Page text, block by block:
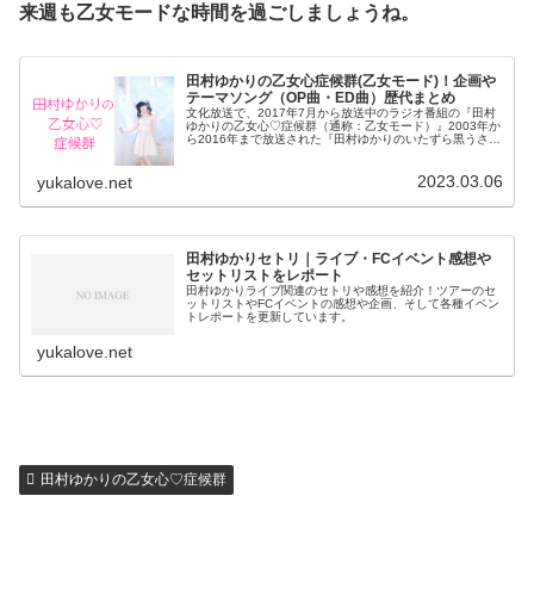
来週も乙女モードな時間を過ごしましょうね。
田村ゆかりの乙女心症候群(乙女モード)！企画や
テーマソング（OP曲・ED曲）歴代まとめ
文化放送で、2017年7月から放送中のラジオ番組の『田村
ゆかりの乙女心♡症候群（通称：乙女モード）』2003年か
ら2016年まで放送された『田村ゆかりのいたずら黒うさ
yukalove.net 2023.03.06
田村ゆかりセトリ｜ライブ・FCイベント感想や
セットリストをレポート
田村ゆかりライブ関連のセトリや感想を紹介！ツアーのセ
ットリストやFCイベントの感想や企画、そして各種イベン
トレポートを更新しています。
yukalove.net
田村ゆかりの乙女心♡症候群